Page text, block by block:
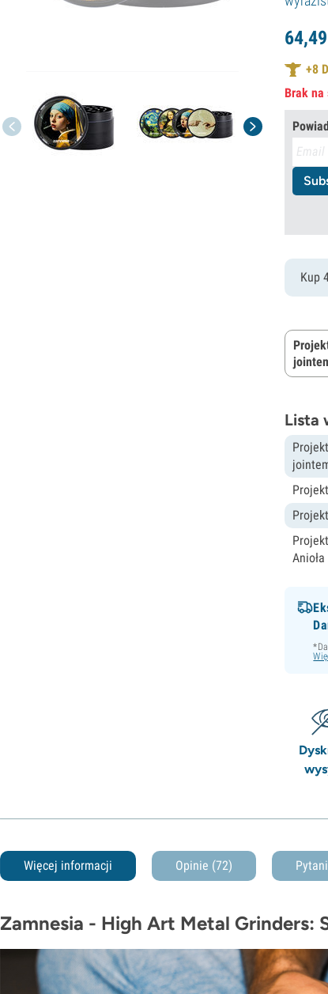
64,49
+8
Brak
Kup
Lista
Anioła
Więcej informacji Opinie (72)
Zamnesia - High Art Metal Grinders: